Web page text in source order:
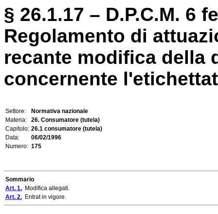
§ 26.1.17 – D.P.C.M. 6
Regolamento di
recante modifica della
concernente
Settore:
Normativa nazionale
Materia:
26. Consumatore (tutela)
Capitolo: 26.1 consumatore (tutela)
Data:
06/02/1996
Numero: 175
Sommario
Art. 1. Modifica allegati.
Art. 2. Entrat in vigore.